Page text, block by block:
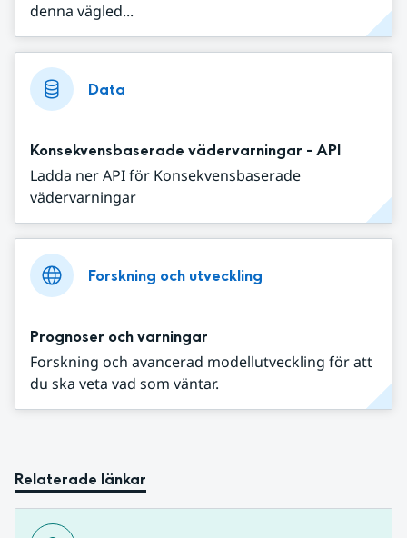
denna vägled...
Data
Konsekvensbaserade vädervarningar - API
Ladda ner API för Konsekvensbaserade
vädervarningar
Forskning och utveckling
Prognoser och varningar
Forskning och avancerad modellutveckling för att
du ska veta vad som väntar.
Relaterade länkar